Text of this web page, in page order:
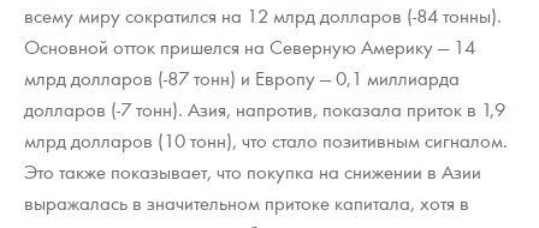
Год Лошади
Флот: ледоколы и корабли
Жетоны "Необыкновенные обитатели глубин"
Ювелирные изделия
Монеты
Политика конфиденциальности
Политика использования Cookies
Положение по обработке и защите персональных данных
Пресс-служба
всему миру сократился на 12 млрд долларов (-84 тонны).
Основной отток пришелся на Северную Америку — 14
млрд долларов (-87 тонн) и Европу — 0,1 миллиарда
долларов (-7 тонн). Азия, напротив, показала приток в 1,9
млрд долларов (10 тонн), что стало позитивным сигналом.
Это также показывает, что покупка на снижении в Азии
выражалась в значительном притоке капитала, хотя в